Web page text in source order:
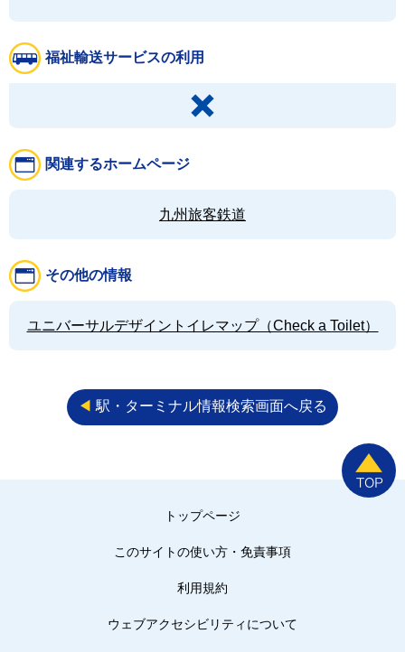
福祉輸送サービスの利用
関連するホームページ
九州旅客鉄道
その他の情報
ユニバーサルデザイントイレマップ（Check a Toilet）
◀︎ 駅・ターミナル情報検索画面へ戻る
トップページ
このサイトの使い方・免責事項
利用規約
ウェブアクセシビリティについて